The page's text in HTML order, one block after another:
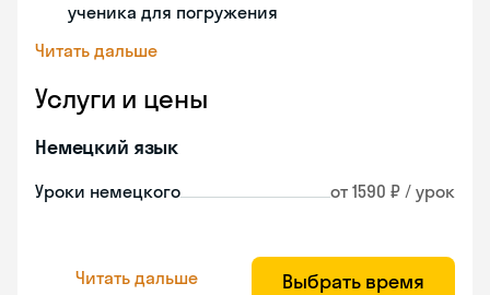
ученика для погружения
Читать дальше
Услуги и цены
Немецкий язык
Уроки немецкого от 1590 ₽ / урок
Читать дальше Выбрать время